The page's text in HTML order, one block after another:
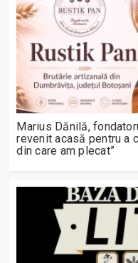
Marius Dănilă,
revenit acasă pentru a
din care am plecat”